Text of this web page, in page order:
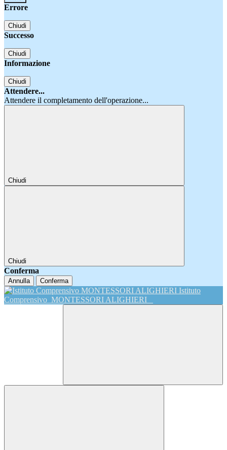
Errore
Chiudi
Successo
Chiudi
Informazione
Chiudi
Attendere...
Attendere il completamento dell'operazione...
Chiudi
Chiudi
Conferma
Annulla Conferma
Istituto
Comprensivo MONTESSORI ALIGHIERI